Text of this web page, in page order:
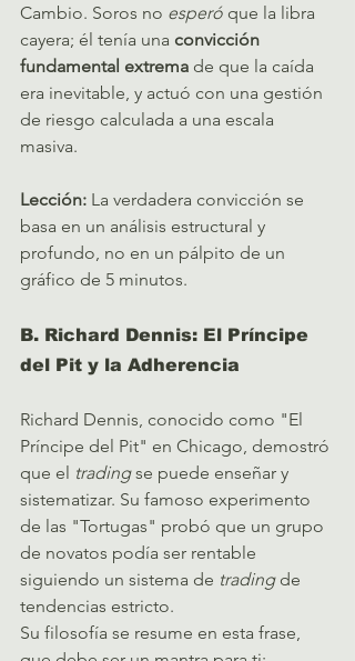
Cambio. Soros no esperó que la libra
cayera; él tenía una convicción
fundamental extrema de que la caída
era inevitable, y actuó con una gestión
de riesgo calculada a una escala
masiva.
Lección: La verdadera convicción se
basa en un análisis estructural y
profundo, no en un pálpito de un
gráfico de 5 minutos.
B. Richard Dennis: El Príncipe
del Pit y la Adherencia
Richard Dennis, conocido como "El
Príncipe del Pit" en Chicago, demostró
que el trading se puede enseñar y
sistematizar. Su famoso experimento
de las "Tortugas" probó que un grupo
de novatos podía ser rentable
siguiendo un sistema de trading de
tendencias estricto.
Su filosofía se resume en esta frase,